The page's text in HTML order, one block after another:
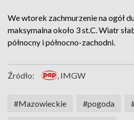
We wtorek zachmurzenie na ogół
maksymalna około 3 st.C. Wiatr
północny i północno-zachodni.
Źródło: , IMGW
#Mazowieckie #pogoda